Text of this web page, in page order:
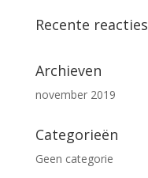
Recente reacties
Archieven
november 2019
Categorieën
Geen categorie